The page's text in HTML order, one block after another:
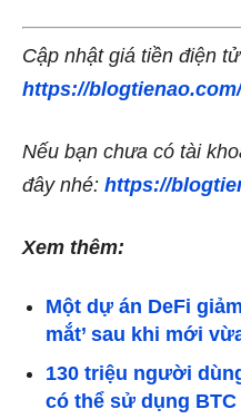
Cập nhật giá tiền điện
https://
Nếu bạn chưa có tài
đây nhé: https://
Xem thêm:
Một dự án DeFi
mắt’ sau khi mới
130 triệu người
có thể sử dụng